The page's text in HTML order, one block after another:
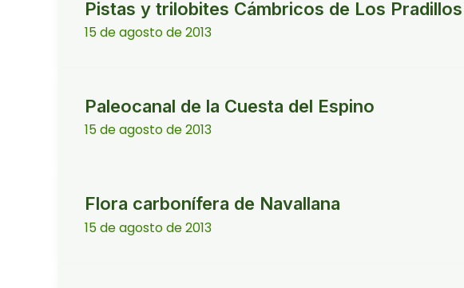
Pistas y trilobites Cámbricos de Los Pradillos
15 de agosto de 2013
Paleocanal de la Cuesta del Espino
15 de agosto de 2013
Flora carbonífera de Navallana
15 de agosto de 2013